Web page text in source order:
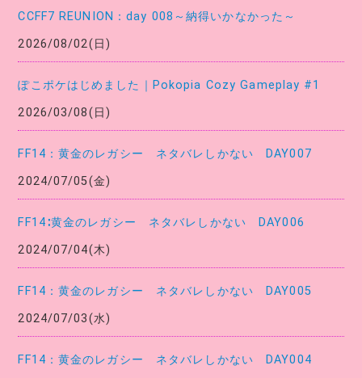
CCFF7 REUNION：day 008～納得いかなかった～
2026/08/02(日)
ぽこポケはじめました｜Pokopia Cozy Gameplay #1
2026/03/08(日)
FF14：黄金のレガシー ネタバレしかない DAY007
2024/07/05(金)
FF14∶黄金のレガシー ネタバレしかない DAY006
2024/07/04(木)
FF14：黄金のレガシー ネタバレしかない DAY005
2024/07/03(水)
FF14：黄金のレガシー ネタバレしかない DAY004